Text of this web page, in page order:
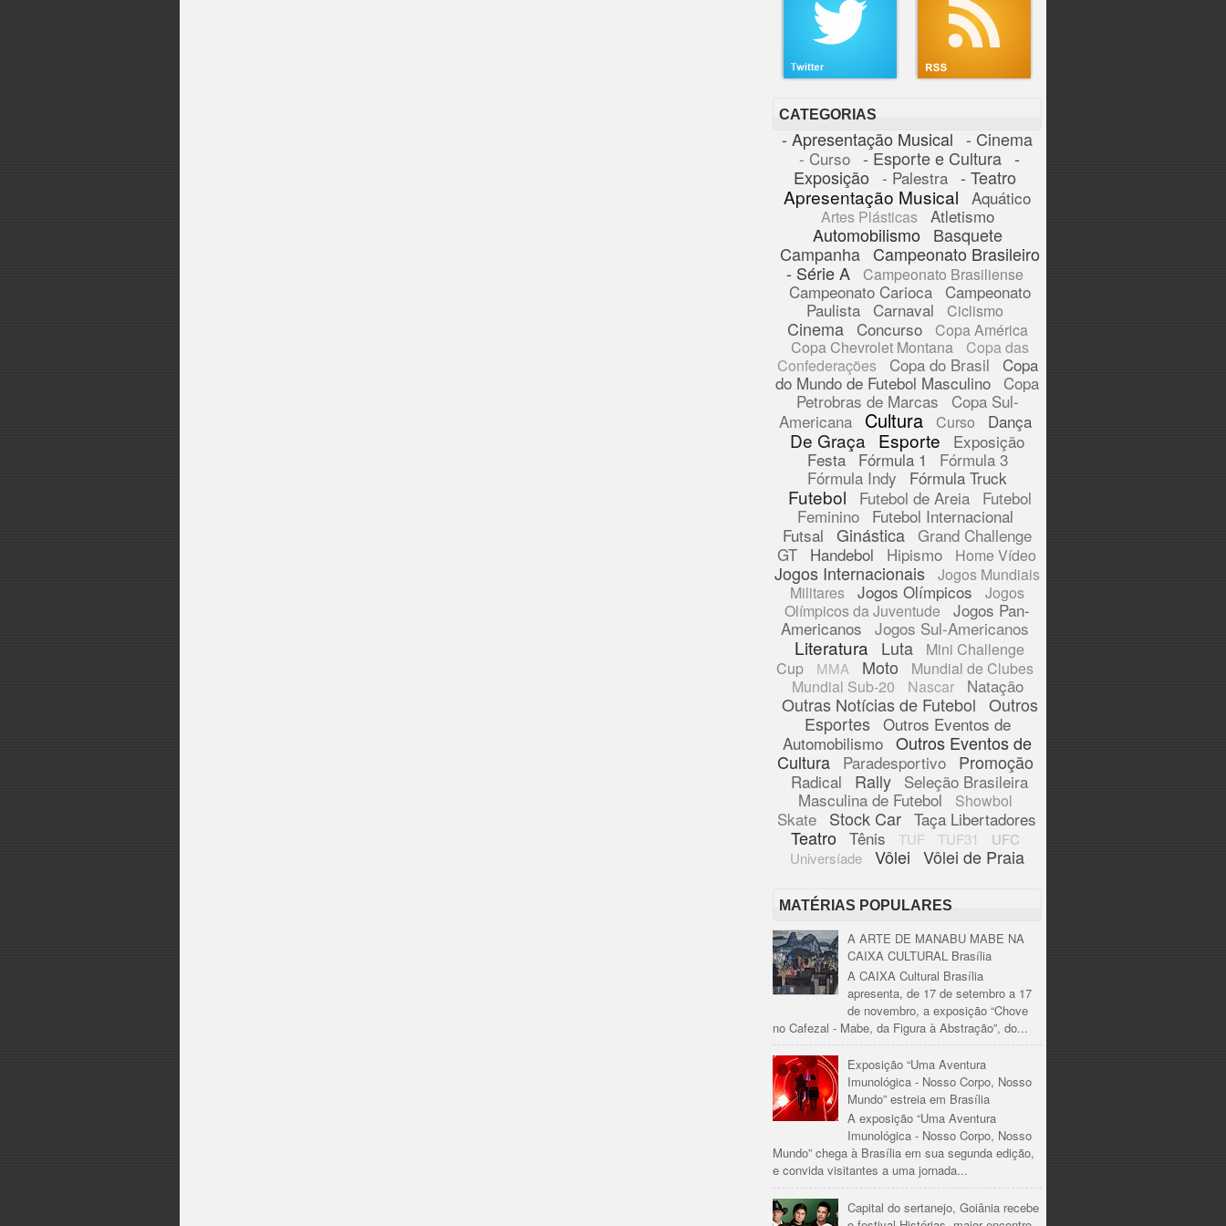
CATEGORIAS
- Apresentação Musical - Cinema
- Curso - Esporte e Cultura -
Exposição - Palestra - Teatro
Apresentação Musical Aquático
Artes Plásticas Atletismo
Automobilismo
Basquete
Campanha Campeonato Brasileiro
- Série A
Campeonato Brasiliense
Campeonato Carioca
Campeonato
Paulista Carnaval Ciclismo
Cinema Concurso
Copa América
Copa Chevrolet Montana
Copa das
Confederações
Copa do Brasil Copa
do Mundo de Futebol Masculino Copa
Petrobras de Marcas
Copa Sul-
Americana
Cultura Curso Dança
De Graça Esporte
Exposição
Festa
Fórmula 1
Fórmula 3
Fórmula Indy
Fórmula Truck
Futebol Futebol de Areia
Futebol
Feminino
Futebol Internacional
Futsal Ginástica Grand Challenge
GT Handebol Hipismo Home Vídeo
Jogos Internacionais
Jogos Mundiais
Militares
Jogos Olímpicos
Jogos
Olímpicos da Juventude
Jogos Pan-
Americanos Jogos Sul-Americanos
Literatura Luta
Mini Challenge
Cup
MMA Moto
Mundial de Clubes
Mundial Sub-20
Nascar Natação
Outras Notícias de Futebol Outros
Esportes Outros Eventos de
Automobilismo Outros Eventos de
Cultura
Paradesportivo Promoção
Radical Rally Seleção Brasileira
Masculina de Futebol
Showbol
Skate Stock Car Taça Libertadores
Teatro Tênis TUF TUF31
UFC
Universíade
Vôlei Vôlei de Praia
MATÉRIAS POPULARES
A ARTE DE MANABU MABE NA
CAIXA CULTURAL Brasília
A CAIXA Cultural Brasília
apresenta, de 17 de setembro a 17
de novembro, a exposição “Chove
no Cafezal - Mabe, da Figura à Abstração”, do...
Exposição “Uma Aventura
Imunológica - Nosso Corpo, Nosso
Mundo” estreia em Brasília
A exposição “Uma Aventura
Imunológica - Nosso Corpo, Nosso
Mundo” chega à Brasília em sua segunda edição,
e convida visitantes a uma jornada...
Capital do sertanejo, Goiânia recebe